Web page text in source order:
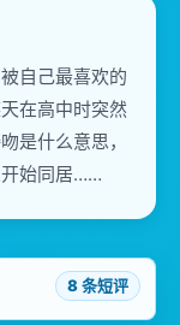
自己最喜欢的
在高中时突然
是什么意思，
开始同居……
8 条短评